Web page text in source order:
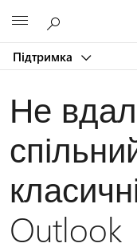
Підтримка
Не
Outlook